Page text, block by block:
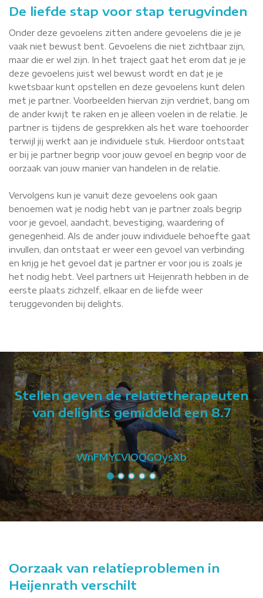
De liefde stap voor stap terugvinden
Onder deze gevoelens zitten andere gevoelens die je je
vaak niet bewust bent. Gevoelens die niet zichtbaar zijn,
maar die er wel zijn. In het traject gaat het erom dat je je
deze gevoelens juist wel bewust wordt en dat je je
kwetsbaar kunt opstellen en deze gevoelens kunt delen
met je partner. Voorbeelden hiervan zijn verdriet, bang om
de ander kwijt te raken en je alleen voelen in de relatie. Je
partner is tijdens de gesprekken als het ware toehoorder
terwijl jij werkt aan je individuele stuk. Hierdoor ontstaat
er bij je partner begrip voor jouw gevoel en begrip voor de
oorzaak van jouw manier van handelen in de relatie.
Vervolgens kun je vanuit deze gevoelens ook gaan
benoemen wat je nodig hebt van je partner zoals begrip
voor je gevoel, aandacht, bevestiging, waardering of
genegenheid. Als de ander jouw individuele behoefte gaat
invullen, dan ontstaat er weer een gevoel van verbinding
en krijg je het gevoel dat je partner er voor jou is zoals je
het nodig hebt. Veel partners uit Heijenrath hebben in de
eerste plaats zichzelf, elkaar en de liefde weer
teruggevonden bij delights.
Stellen geven de relatietherapeuten
van delights gemiddeld een 8.7
WnFMYCVIOQGOysXb
Oorzaak van relatieproblemen in
Heijenrath verschilt